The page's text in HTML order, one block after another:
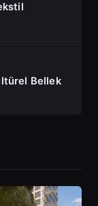
Bellek